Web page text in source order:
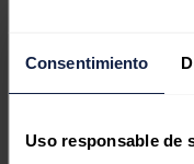
Consentimiento
Uso responsable de